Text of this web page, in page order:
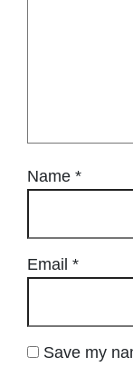
Name *
Email *
Save my